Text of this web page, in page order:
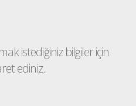
istediğiniz bilgiler için
ediniz.